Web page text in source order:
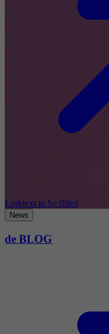
Linktext to be filled
News
de BLOG